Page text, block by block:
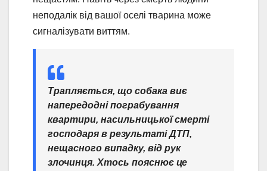
неподалік від вашої оселі тварина може
сигналізувати виттям.
Трапляється, що собака виє
напередодні пограбування
квартири, насильницької смерті
господаря в результаті ДТП,
нещасного випадку, від рук
злочинця. Хтось пояснює це